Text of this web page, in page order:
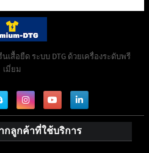
เสื้อยืด ระบบ DTG ด้วยเครื่องระดับพรี
เมี่ยม
กลูกค้าที่ใช้บริการ